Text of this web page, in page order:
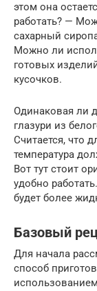
этом она
работать? —
сахарный
Можно ли
готовых
кусочков.
Одинаковая ли
глазури из
Считается, что
температура
Вот тут стоит
удобно
будет более
Базовый
Для начала
способ